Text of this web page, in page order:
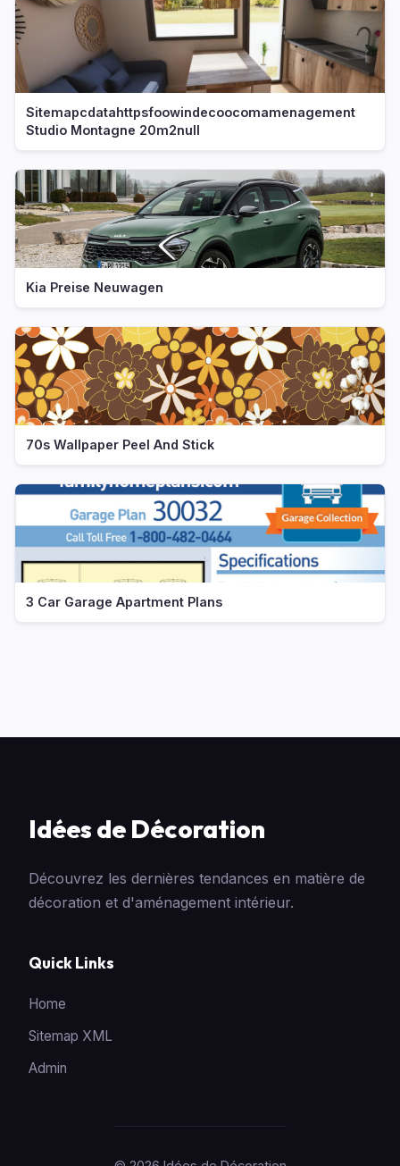
Sitemapcdatahttpsfoowindecoocomamenagement
Studio Montagne 20m2null
Kia Preise Neuwagen
70s Wallpaper Peel And Stick
3 Car Garage Apartment Plans
Idées de Décoration
Découvrez les dernières tendances en matière de
décoration et d'aménagement intérieur.
Quick Links
Home
Sitemap XML
Admin